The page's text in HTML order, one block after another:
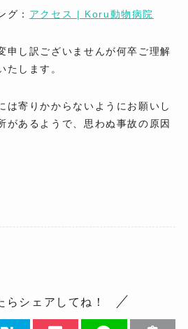
グ： アクセス | Koru動物病院
申し訳ございませんが何卒ご理解
たします。
は寄りかからないようにお願いし
があるようで、思わぬ事故の原因
らシェアしてね！